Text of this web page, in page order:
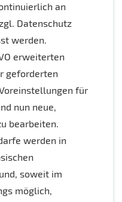
an
Datenschutz
werden.
erweiterten
geforderten
für
nun neue,
bearbeiten.
werden in
soweit im
möglich,